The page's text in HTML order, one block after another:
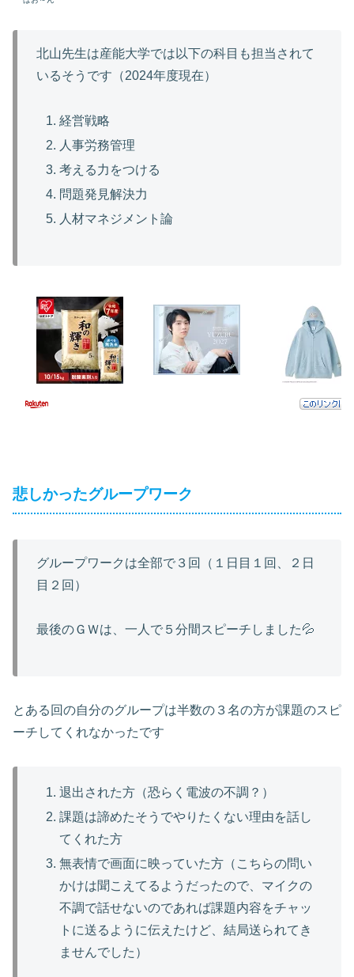
北山先生は産能大学では以下の科目も担当されて
いるそうです（2024年度現在）
経営戦略
人事労務管理
考える力をつける
問題発見解決力
人材マネジメント論
悲しかったグループワーク
グループワークは全部で３回（１日目１回、２日
目２回）
最後のＧＷは、一人で５分間スピーチしました💦
とある回の自分のグループは半数の３名の方が課題のスピ
ーチしてくれなかったです
退出された方（恐らく電波の不調？）
課題は諦めたそうでやりたくない理由を話し
てくれた方
無表情で画面に映っていた方（こちらの問い
かけは聞こえてるようだったので、マイクの
不調で話せないのであれば課題内容をチャッ
トに送るように伝えたけど、結局送られてき
ませんでした）